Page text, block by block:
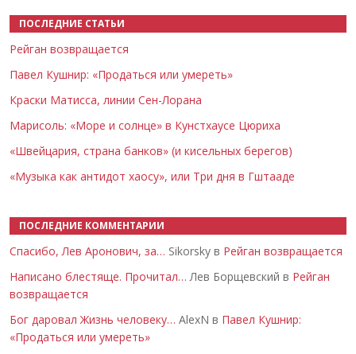
ПОСЛЕДНИЕ СТАТЬИ
Рейган возвращается
Павел Кушнир: «Продаться или умереть»
Краски Матисса, линии Сен-Лорана
Марисоль: «Море и солнце» в Кунстхаусе Цюриха
«Швейцария, страна банков» (и кисельных берегов)
«Музыка как антидот хаосу», или Три дня в Гштааде
ПОСЛЕДНИЕ КОММЕНТАРИИ
Спасибо, Лев Аронович, за… Sikorsky в Рейган возвращается
Написано блестяще. Прочитал… Лев Борщевский в Рейган
возвращается
Бог даровал Жизнь человеку… AlexN в Павел Кушнир:
«Продаться или умереть»